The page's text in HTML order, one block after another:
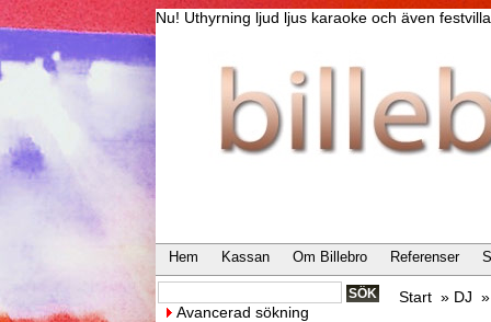
Nu! Uthyrning ljud ljus karaoke och även
Hem Kassan Om Billebro Referenser
Avancerad sökning
Start » DJ